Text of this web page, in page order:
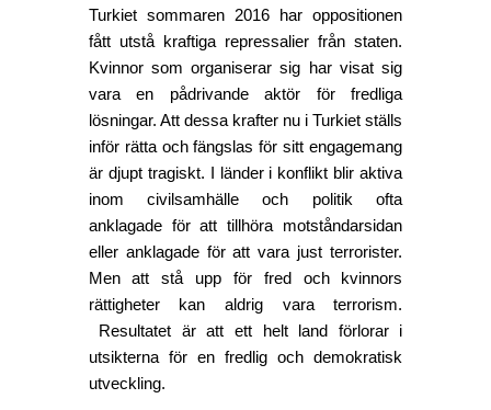
Turkiet sommaren 2016 har oppositionen
fått utstå kraftiga repressalier från staten.
Kvinnor som organiserar sig har visat sig
vara en pådrivande aktör för fredliga
lösningar. Att dessa krafter nu i Turkiet ställs
inför rätta och fängslas för sitt engagemang
är djupt tragiskt.
I länder i konflikt blir aktiva
inom civilsamhälle och politik ofta
anklagade för att tillhöra motståndarsidan
eller anklagade för att vara just terrorister.
Men att stå upp för fred och kvinnors
rättigheter kan aldrig vara terrorism.
Resultatet är att ett helt land förlorar i
utsikterna för en fredlig och demokratisk
utveckling.